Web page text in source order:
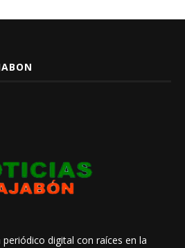
periódico digital con raíces en la